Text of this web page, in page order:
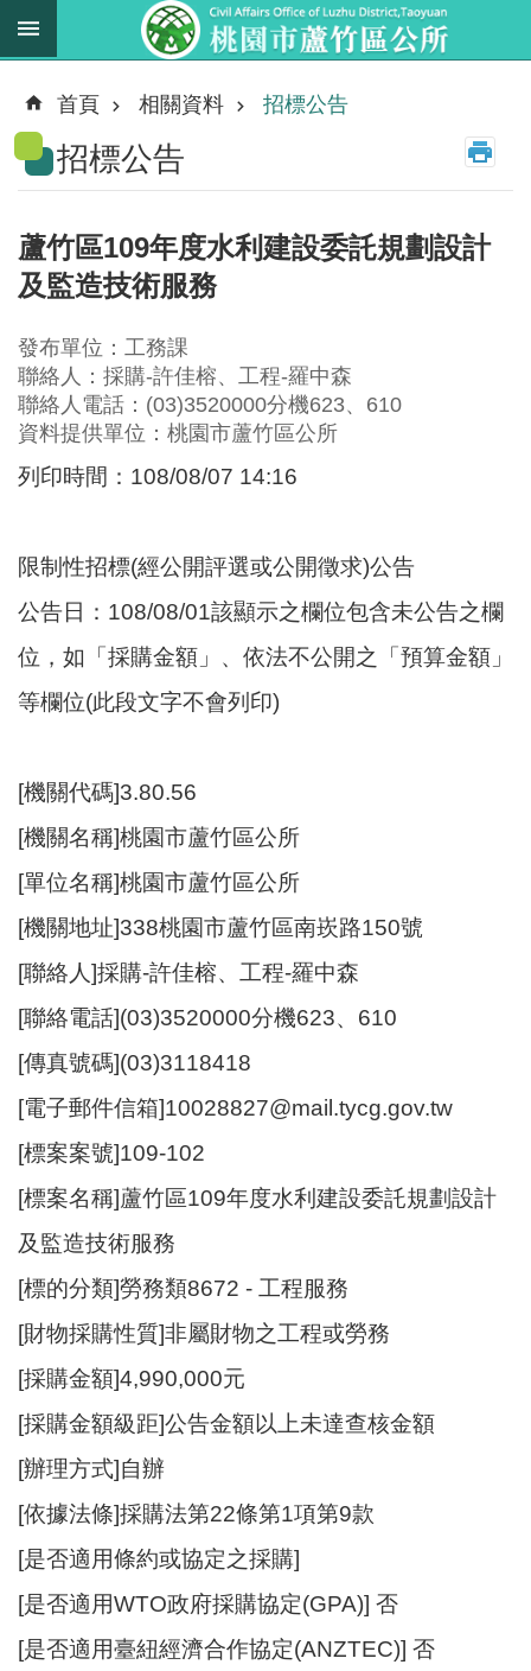
跳到主要內容區塊
新
消
息
務
職
掌
法
規
資
料
進
尋
蘆
竹
紹
訊
公
告
生
便
民
訊
機
關
訊
錄
相
關
資
料
回
頁
網
站
覽
首頁 相關資料 招標公告
招標公告
蘆竹區109年度水利建設委託規劃設計
及監造技術服務
發布單位：工務課
聯絡人：採購-許佳榕、工程-羅中森
聯絡人電話：(03)3520000分機623、610
資料提供單位：桃園市蘆竹區公所
列印時間：108/08/07 14:16
限制性招標(經公開評選或公開徵求)公告
公告日：108/08/01該顯示之欄位包含未公告之欄
位，如「採購金額」、依法不公開之「預算金額」
等欄位(此段文字不會列印)
[機關代碼]3.80.56
[機關名稱]桃園市蘆竹區公所
[單位名稱]桃園市蘆竹區公所
[機關地址]338桃園市蘆竹區南崁路150號
[聯絡人]採購-許佳榕、工程-羅中森
[聯絡電話](03)3520000分機623、610
[傳真號碼](03)3118418
[電子郵件信箱]10028827@mail.tycg.gov.tw
[標案案號]109-102
[標案名稱]蘆竹區109年度水利建設委託規劃設計
及監造技術服務
[標的分類]勞務類8672 - 工程服務
[財物採購性質]非屬財物之工程或勞務
[採購金額]4,990,000元
[採購金額級距]公告金額以上未達查核金額
[辦理方式]自辦
[依據法條]採購法第22條第1項第9款
[是否適用條約或協定之採購]
[是否適用WTO政府採購協定(GPA)] 否
[是否適用臺紐經濟合作協定(ANZTEC)] 否